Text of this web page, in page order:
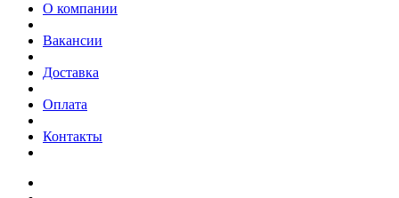
О компании
Вакансии
Доставка
Оплата
Контакты